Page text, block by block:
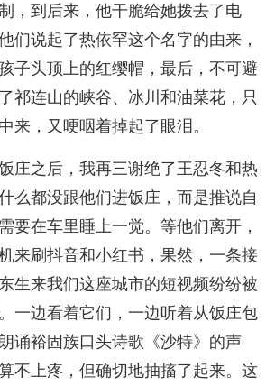
，到后来，他干脆给她拨去了电
们说起了热依罕这个名字的由来，
子头顶上的红缨帽，最后，不可避
祁连山的峡谷、冰川和油菜花，只
来，又哽咽着掉起了眼泪。
庄之后，我再三谢绝了王忍冬和热
么都没跟他们进饭庄，而是推说自
要在车里睡上一觉。等他们离开，
来刷抖音和小红书，果然，一条接
生来我们这座城市的短视频纷纷被
一边看着它们，一边听着从饭庄包
诵裕固族口头诗歌《沙特》的声
不上疼，但确切地抽搐了起来。这